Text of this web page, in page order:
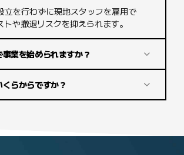
立を行わずに現地スタッフを雇用で
トや撤退リスクを抑えられます。
業を始められますか？
らからですか？